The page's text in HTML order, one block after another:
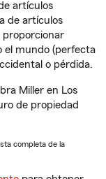
artículos
de artículos
proporcionar
el mundo (perfecta
o pérdida.
Miller en Los
de propiedad
completa de la